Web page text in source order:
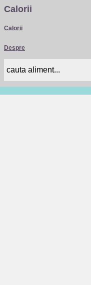
Calorii
Calorii
Despre